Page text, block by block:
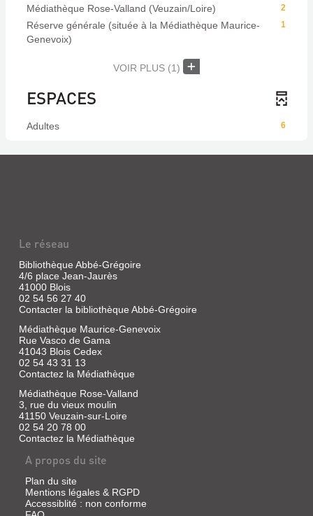
2
Médiathèque Rose-Valland (Veuzain/Loire)
1
Réserve générale (située à la Médiathèque Maurice-
Genevoix)
VOIR PLUS (1)
ESPACES
6
Adultes
Le réseau
Bibliothèque Abbé-Grégoire
4/6 place Jean-Jaurès
41000 Blois
02 54 56 27 40
Contacter la bibliothèque Abbé-Grégoire
Médiathèque Maurice-Genevoix
Rue Vasco de Gama
41043 Blois Cedex
02 54 43 31 13
Contactez la Médiathèque
Médiathèque Rose-Valland
3, rue du vieux moulin
41150 Veuzain-sur-Loire
02 54 20 78 00
Contactez la Médiathèque
A propos du site
Plan du site
Mentions légales & RGPD
Accessiblité : non conforme